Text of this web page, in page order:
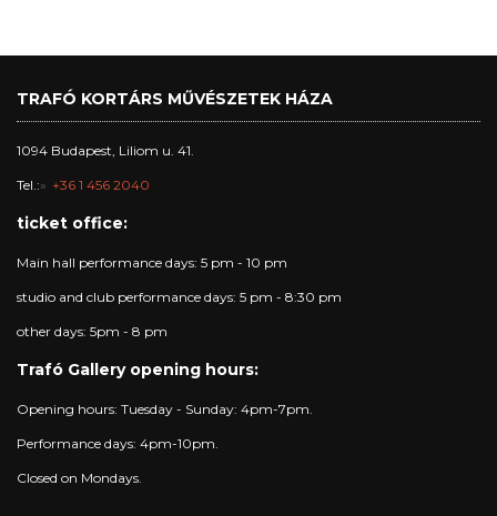
TRAFÓ KORTÁRS MŰVÉSZETEK HÁZA
1094 Budapest, Liliom u. 41.
Tel.: +36 1 456 2040
ticket office:
Main hall performance days: 5 pm - 10 pm
studio and club performance days: 5 pm - 8:30 pm
other days: 5pm - 8 pm
Trafó Gallery opening hours:
Opening hours: Tuesday - Sunday: 4pm-7pm.
Performance days: 4pm-10pm.
Closed on Mondays.